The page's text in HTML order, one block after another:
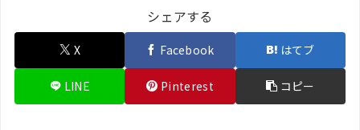
シェアする
X Facebook はてブ
LINE Pinterest コピー